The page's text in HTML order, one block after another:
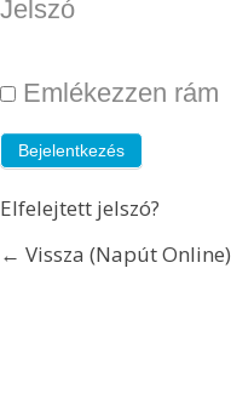
Jelszó
Emlékezzen rám
Elfelejtett jelszó?
← Vissza (Napút Online)